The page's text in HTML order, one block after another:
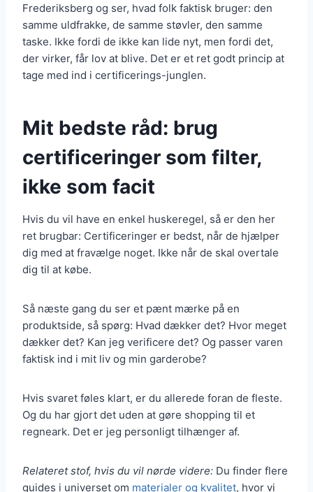
Frederiksberg og ser, hvad folk faktisk bruger: den
samme uldfrakke, de samme støvler, den samme
taske. Ikke fordi de ikke kan lide nyt, men fordi det,
der virker, får lov at blive. Det er et ret godt princip at
tage med ind i certificerings-junglen.
Mit bedste råd: brug
certificeringer som filter,
ikke som facit
Hvis du vil have en enkel huskeregel, så er den her
ret brugbar: Certificeringer er bedst, når de hjælper
dig med at fravælge noget. Ikke når de skal overtale
dig til at købe.
Så næste gang du ser et pænt mærke på en
produktside, så spørg: Hvad dækker det? Hvor meget
dækker det? Kan jeg verificere det? Og passer varen
faktisk ind i mit liv og min garderobe?
Hvis svaret føles klart, er du allerede foran de fleste.
Og du har gjort det uden at gøre shopping til et
regneark. Det er jeg personligt tilhænger af.
Relateret stof, hvis du vil nørde videre: Du finder flere
guides i universet om materialer og kvalitet, hvor vi